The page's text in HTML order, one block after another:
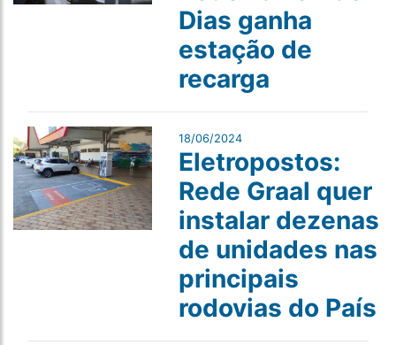
Dias ganha
estação de
recarga
18/06/2024
Eletropostos:
Rede Graal quer
instalar dezenas
de unidades nas
principais
rodovias do País